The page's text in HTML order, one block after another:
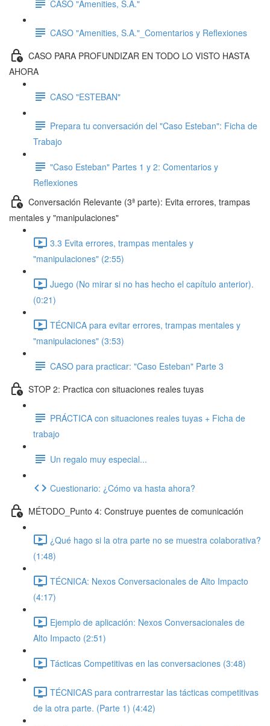
CASO "Amenities, S.A."
CASO "Amenities, S.A."_Comentarios y Reflexiones
CASO PARA PROFUNDIZAR EN TODO LO VISTO HASTA
AHORA
CASO "ESTEBAN"
Prepara tu conversación del "Caso Esteban": Ficha de
Trabajo
"Caso Esteban" Partes 1 y 2: Comentarios y
Reflexiones
Conversación Relevante (3ª parte): Evita errores, trampas
mentales y "manipulaciones"
3.3 Evita errores, trampas mentales y
"manipulaciones" (2:55)
Juego (No mirar si no has hecho el capítulo anterior).
(0:21)
TÉCNICA para evitar errores, trampas mentales y
"manipulaciones" (3:53)
CASO para practicar: "Caso Esteban" Parte 3
STOP 2: Practica con situaciones reales tuyas
PRÁCTICA con situaciones reales tuyas + Ficha de
trabajo
Un regalo muy especial...
Cuestionario: ¿Cómo va hasta ahora?
MÉTODO_Punto 4: Construye puentes de comunicación
¿Qué hago si la otra parte no se muestra colaborativa?
(1:48)
TÉCNICA: Nexos Conversacionales de Alto Impacto
(4:17)
Ejemplo de aplicación: Nexos Conversacionales de
Alto Impacto (2:51)
Tácticas Competitivas en las conversaciones (3:48)
TÉCNICAS para contrarrestar las tácticas competitivas
de la otra parte. (Parte 1) (4:42)